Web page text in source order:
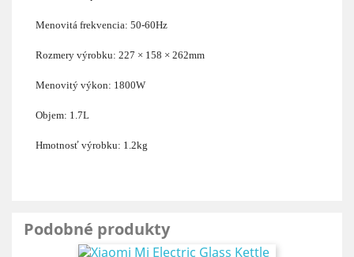
Menovitá frekvencia: 50-60Hz
Rozmery výrobku: 227 × 158 × 262mm
Menovitý výkon: 1800W
Objem: 1.7L
Hmotnosť výrobku: 1.2kg
Podobné produkty